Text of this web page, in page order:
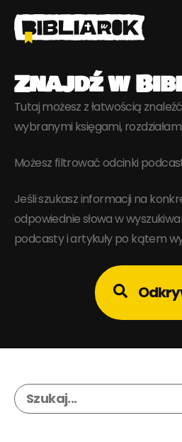
Znajdź w
Tutaj możesz z łatwością
wybranymi księgami,
Możesz filtrować odcinki
Jeśli szukasz informacji na
odpowiednie słowa w
podcasty i artykuły po kątem